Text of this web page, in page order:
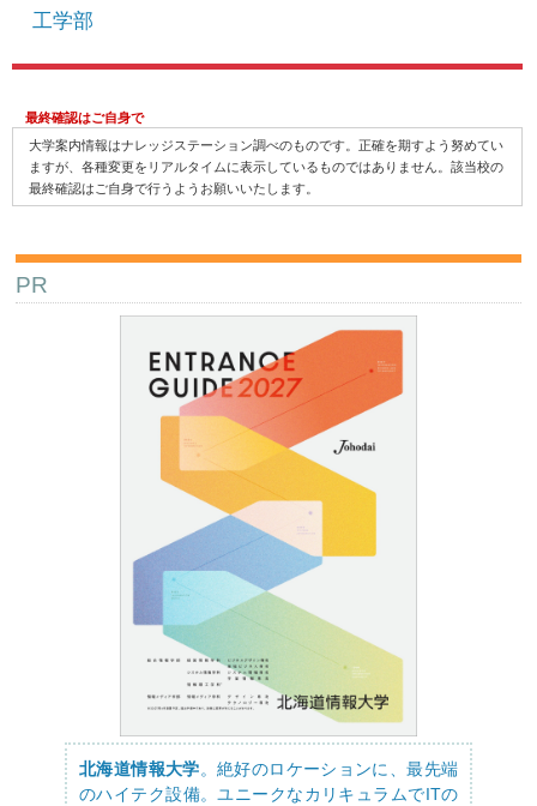
工学部
最終確認はご自身で
大学案内情報はナレッジステーション調べのものです。正確を期すよう努めてい
ますが、各種変更をリアルタイムに表示しているものではありません。該当校の
最終確認はご自身で行うようお願いいたします。
PR
北海道情報大学。絶好のロケーションに、最先端
のハイテク設備。ユニークなカリキュラムでITの